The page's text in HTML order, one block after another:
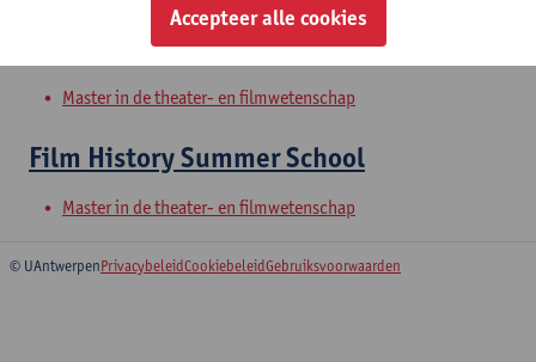
Avant-garde en experimentele cinema
Master in de theater- en filmwetenschap
Film History Summer School
Master in de theater- en filmwetenschap
© UAntwerpenPrivacybeleidCookiebeleidGebruiksvoorwaarden
Accepteer alle cookies